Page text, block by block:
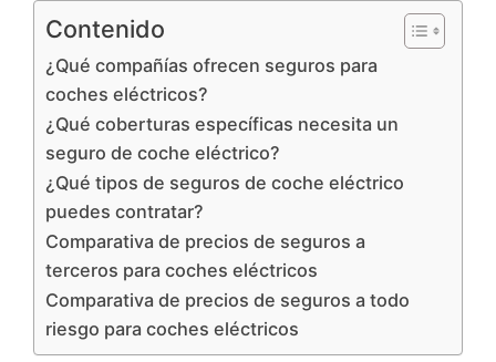
Contenido
¿Qué compañías ofrecen seguros para
coches eléctricos?
¿Qué coberturas específicas necesita un
seguro de coche eléctrico?
¿Qué tipos de seguros de coche eléctrico
puedes contratar?
Comparativa de precios de seguros a
terceros para coches eléctricos
Comparativa de precios de seguros a todo
riesgo para coches eléctricos